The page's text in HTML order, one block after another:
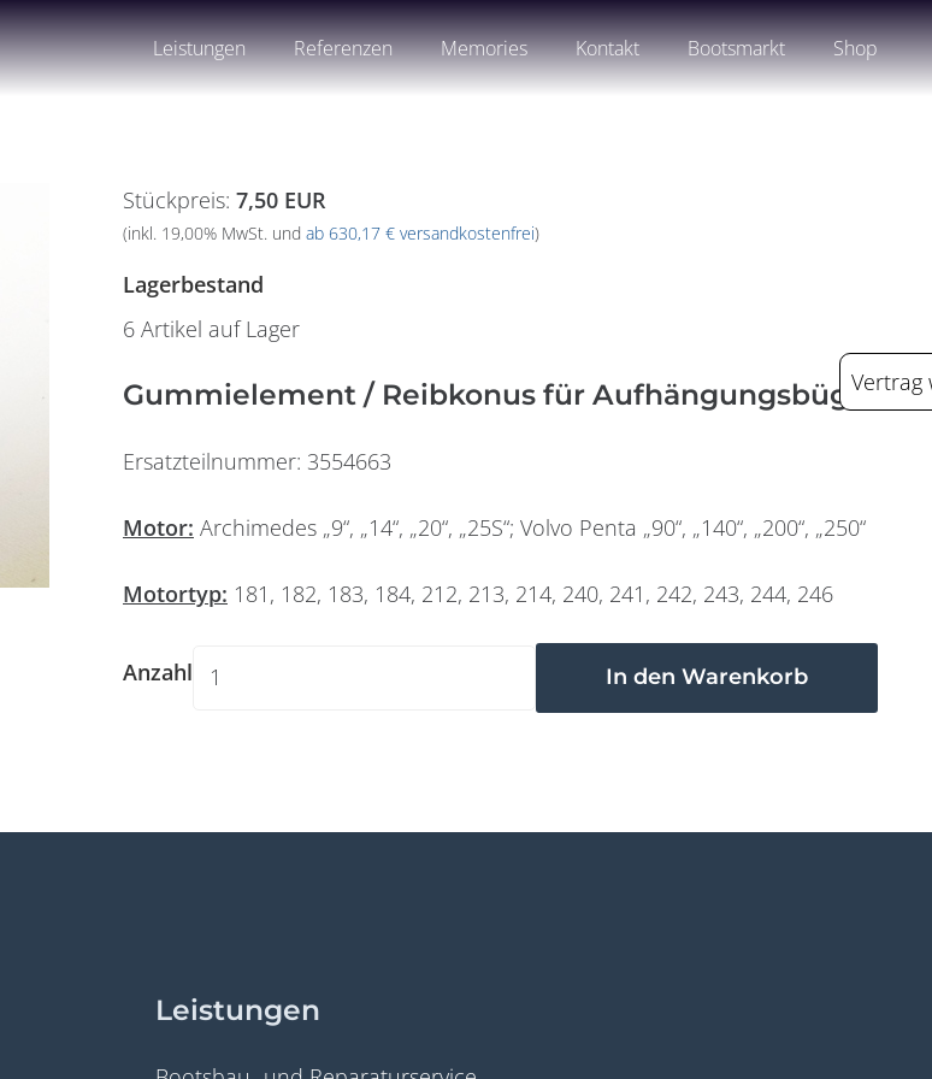
Leistungen Referenzen Memories Kontakt Bootsmarkt Shop
Stückpreis: 7,50 EUR
(inkl. 19,00% MwSt. und ab 630,17 € versandkostenfrei)
Lagerbestand
6 Artikel auf Lager
Gummielement / Reibkonus für Aufhängungsbügel
Ersatzteilnummer: 3554663
Motor: Archimedes „9“, „14“, „20“, „25S“; Volvo Penta „90“, „140“, „200“, „250“
Motortyp: 181, 182, 183, 184, 212, 213, 214, 240, 241, 242, 243, 244, 246
Anzahl
Leistungen
Vertrag
Widerrufsformular